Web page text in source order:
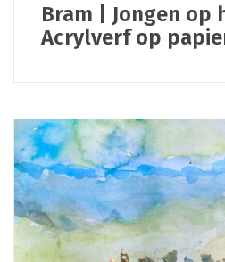
Bram | Jongen op
Acrylverf op